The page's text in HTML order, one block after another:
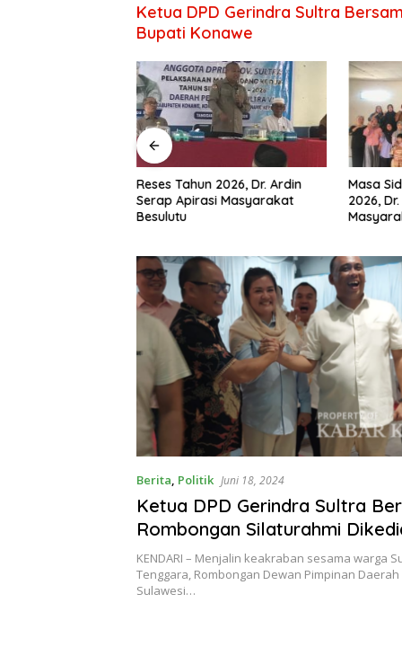
Ketua DPD Gerindra Sultra
Bupati Konawe
Reses Tahun 2026, Dr. Ardin
Serap Apirasi Masyarakat
Besulutu
Masa
2026,
Berita Politik Juni 18, 2024
Ketua DPD Gerindra Sultra
Rombongan Silaturahmi
Bupati Konawe
KENDARI – Menjalin keakraban sesama warga
Tenggara, Rombongan Dewan Pimpinan
Sulawesi…